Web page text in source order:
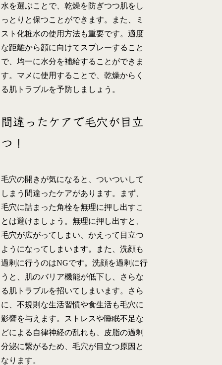
水を選ぶことで、乾燥を防ぎつつ肌をし
っとりと保つことができます。また、ミ
スト化粧水の使用方法も重要です。適度
な距離から顔に向けてスプレーすること
で、均一に水分を補給することができま
す。マメに使用することで、乾燥からく
る肌トラブルを予防しましょう。
間違ったケアで毛穴が目立
つ！
毛穴の開きが気になると、ついついして
しまう間違ったケアがあります。まず、
毛穴に詰まった角栓を無理に押し出すこ
とは避けましょう。無理に押し出すと、
毛穴が広がってしまい、かえって目立つ
ようになってしまいます。また、洗顔も
過剰に行うのはNGです。洗顔を過剰に行
うと、肌のバリア機能が低下し、さらな
る肌トラブルを招いてしまいます。さら
に、不規則な生活習慣や食生活も毛穴に
影響を与えます。ストレスや睡眠不足な
どによる自律神経の乱れも、皮脂の過剰
分泌に繋がるため、毛穴が目立つ原因と
なります。